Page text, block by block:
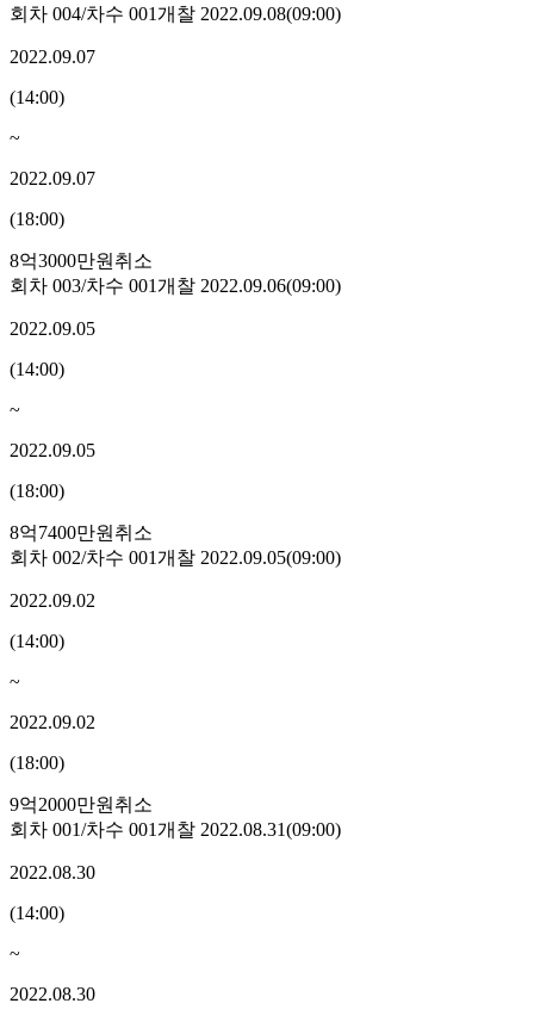
회차 004/차수 001개찰 2022.09.08(09:00)
2022.09.07
(14:00)
~
2022.09.07
(18:00)
8억3000만원 취소
회차 003/차수 001개찰 2022.09.06(09:00)
2022.09.05
(14:00)
~
2022.09.05
(18:00)
8억7400만원 취소
회차 002/차수 001개찰 2022.09.05(09:00)
2022.09.02
(14:00)
~
2022.09.02
(18:00)
9억2000만원 취소
회차 001/차수 001개찰 2022.08.31(09:00)
2022.08.30
(14:00)
~
2022.08.30